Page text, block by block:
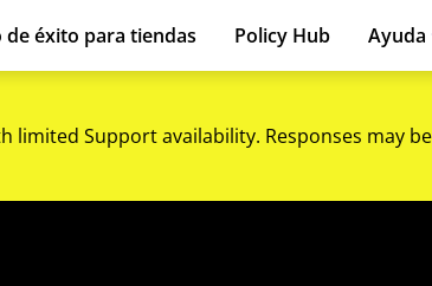
de éxito para tiendas Policy Hub Ayuda
limited Support availability. Responses may